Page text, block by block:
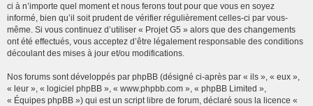
ci à n’importe quel moment et nous ferons tout pour que vous en soyez
informé, bien qu’il soit prudent de vérifier régulièrement celles-ci par vous-
même. Si vous continuez d’utiliser « Projet G5 » alors que des changements
ont été effectués, vous acceptez d’être légalement responsable des conditions
découlant des mises à jour et/ou modifications.
Nos forums sont développés par phpBB (désigné ci-après par « ils », « eux »,
« leur », « logiciel phpBB », « www.phpbb.com », « phpBB Limited »,
« Équipes phpBB ») qui est un script libre de forum, déclaré sous la licence «